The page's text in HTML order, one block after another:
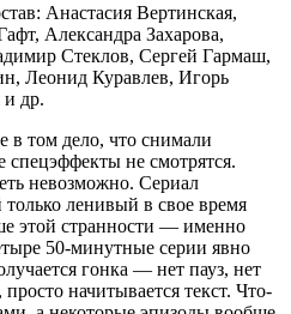
Анастасия Вертинская,
Александра Захарова,
Стеклов, Сергей Гармаш,
Леонид Куравлев, Игорь
и др.
том дело, что снимали
спецэффекты не смотрятся.
невозможно. Сериал
ленивый в свое время
этой странности — именно
50-минутные серии явно
гонка — нет пауз, нет
начитывается текст. Что-